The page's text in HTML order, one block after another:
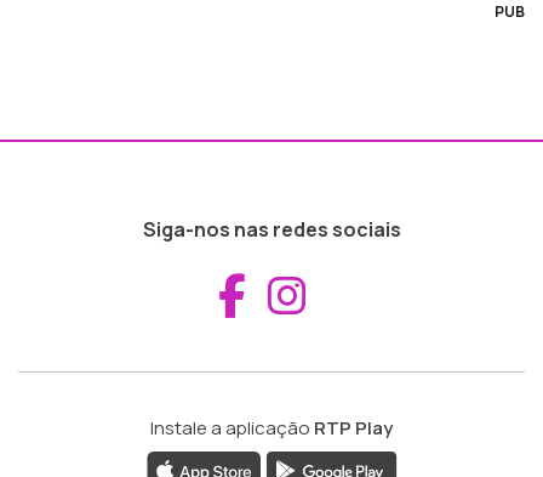
PUB
Siga-nos nas redes sociais
Aceder ao
Instale a aplicação RTP Play